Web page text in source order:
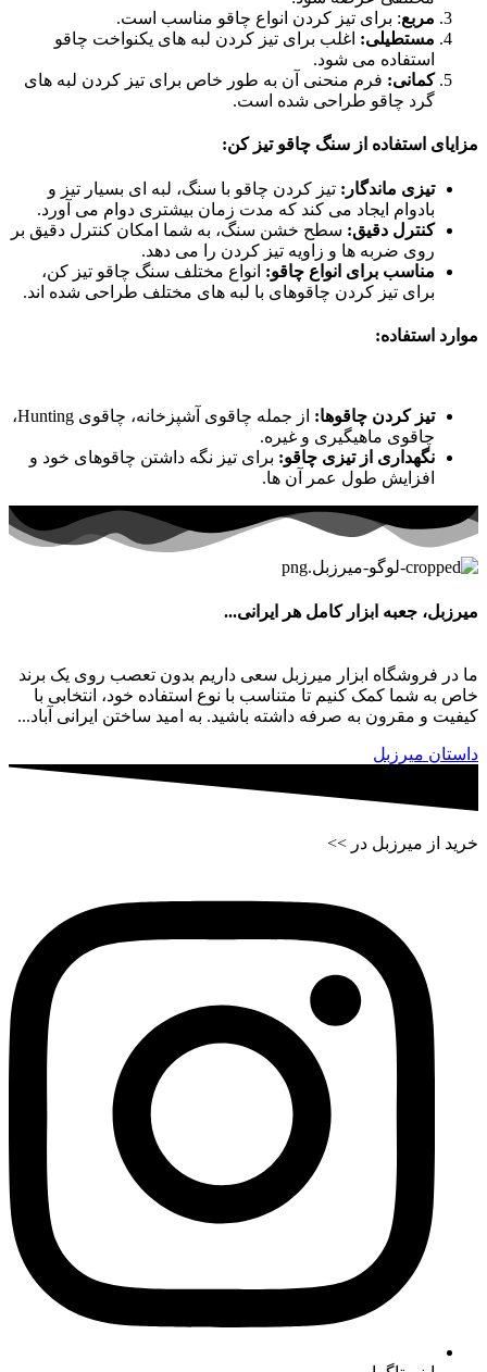
مربع: برای تیز کردن انواع چاقو مناسب است.
مستطیلی: اغلب برای تیز کردن لبه های یکنواخت چاقو
استفاده می شود.
کمانی: فرم منحنی آن به طور خاص برای تیز کردن لبه های
گرد چاقو طراحی شده است.
مزایای استفاده از سنگ چاقو تیز کن:
تیزی ماندگار: تیز کردن چاقو با سنگ، لبه ای بسیار تیز و
بادوام ایجاد می کند که مدت زمان بیشتری دوام می آورد.
کنترل دقیق: سطح خشن سنگ، به شما امکان کنترل دقیق بر
روی ضربه ها و زاویه تیز کردن را می دهد.
مناسب برای انواع چاقو: انواع مختلف سنگ چاقو تیز کن،
برای تیز کردن چاقوهای با لبه های مختلف طراحی شده اند.
موارد استفاده:
تیز کردن چاقوها:
از جمله چاقوی آشپزخانه، چاقوی Hunting،
چاقوی ماهیگیری و غیره.
نگهداری از تیزی چاقو: برای تیز نگه داشتن چاقوهای خود و
افزایش طول عمر آن ها.
میرزبل، جعبه ابزار کامل هر ایرانی...
ما در فروشگاه ابزار میرزبل سعی داریم بدون تعصب روی یک برند
خاص به شما کمک کنیم تا متناسب با نوع استفاده خود، انتخابی با
کیفیت و مقرون به صرفه داشته باشید. به امید ساختن ایرانی آباد...
داستان میرزبل
خرید از میرزبل در >>